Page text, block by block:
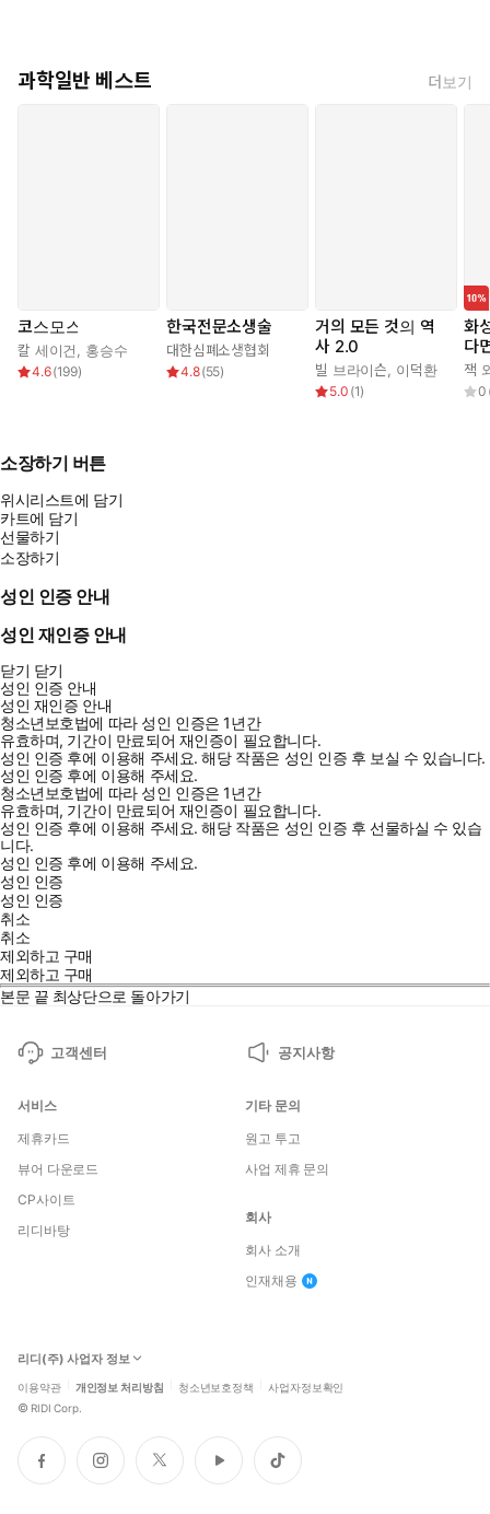
해왔다”는 결론에 이르게 되는데, 이 책의 제목에서 찰스 다윈의
과학일반 베스트 더보기
코스모스
칼 세이건 홍승수
4.6(199)
한국전문소생술
대한심폐소생협회
4.8(55)
거의 모든 것의 역
사 2.0
빌 브라이슨 이덕환
5.0 (1)
화
다
잭
0
소장하기 버튼
위시리스트에 담기
카트에 담기
선물하기
소장하기
성인 인증 안내
성인 재인증 안내
닫기 닫기
성인 인증 안내
성인 재인증 안내
청소년보호법에 따라 성인 인증은 1년간
유효하며, 기간이 만료되어 재인증이 필요합니다.
성인 인증 후에 이용해 주세요.해당 작품은 성인 인증 후 보실 수 있습니다.
성인 인증 후에 이용해 주세요.
청소년보호법에 따라 성인 인증은 1년간
유효하며, 기간이 만료되어 재인증이 필요합니다.
성인 인증 후에 이용해 주세요.해당 작품은 성인 인증 후 선물하실 수 있습
니다.
성인 인증 후에 이용해 주세요.
성인 인증
성인 인증
취소
취소
제외하고 구매
제외하고 구매
본문 끝 최상단으로 돌아가기
고객센터 공지사항
서비스
제휴카드
뷰어 다운로드
CP사이트
리디바탕
기타 문의
원고 투고
사업 제휴 문의
회사
회사 소개
인재채용
리디(주) 사업자 정보
이용약관 개인정보 처리방침 청소년보호정책 사업자정보확인
© RIDI Corp.
페
이
인
스
트
위
유
튜
틱
톡